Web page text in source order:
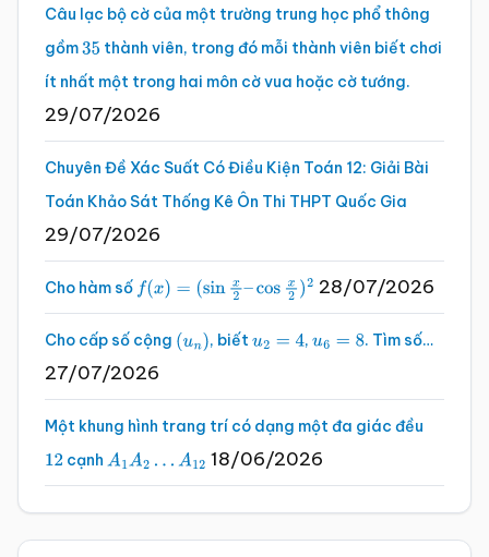
Câu lạc bộ cờ của một trường trung học phổ thông
gồm35 thành viên, trong đó mỗi thành viên biết chơi
ít nhất một trong hai môn cờ vua hoặc cờ tướng.
29/07/2026
Chuyên Đề Xác Suất Có Điều Kiện Toán 12: Giải Bài
Toán Khảo Sát Thống Kê Ôn Thi THPT Quốc Gia
29/07/2026
Cho hàm số f(x)=(sinx2 –cosx2 )2 28/07/2026
Cho cấp số cộng (un), biếtu2 =4 , u6 =8 . Tìm số…
27/07/2026
Một khung hình trang trí có dạng một đa giác đều
12 cạnh A1A2…A 12 18/06/2026